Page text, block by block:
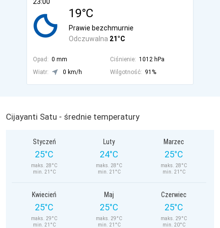
19°C
Odczuwalna 21°C
Prawie bezchmurnie
Opad: 0 mm Ciśnienie: 1012 hPa
Wiatr:
0 km/h Wilgotność: 91%
Cijayanti Satu - średnie temperatury
Styczeń
25°C
maks. 28°C
min. 21°C
Luty
24°C
maks. 28°C
min. 21°C
Marzec
25°C
maks. 28°C
min. 21°C
Kwiecień
25°C
maks. 29°C
min. 21°C
Maj
25°C
maks. 29°C
min. 21°C
Czerwiec
25°C
maks. 29°C
min. 20°C